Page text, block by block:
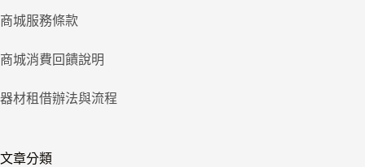
商城服務條款
商城消費回饋說明
器材租借辦法與流程
文章分類